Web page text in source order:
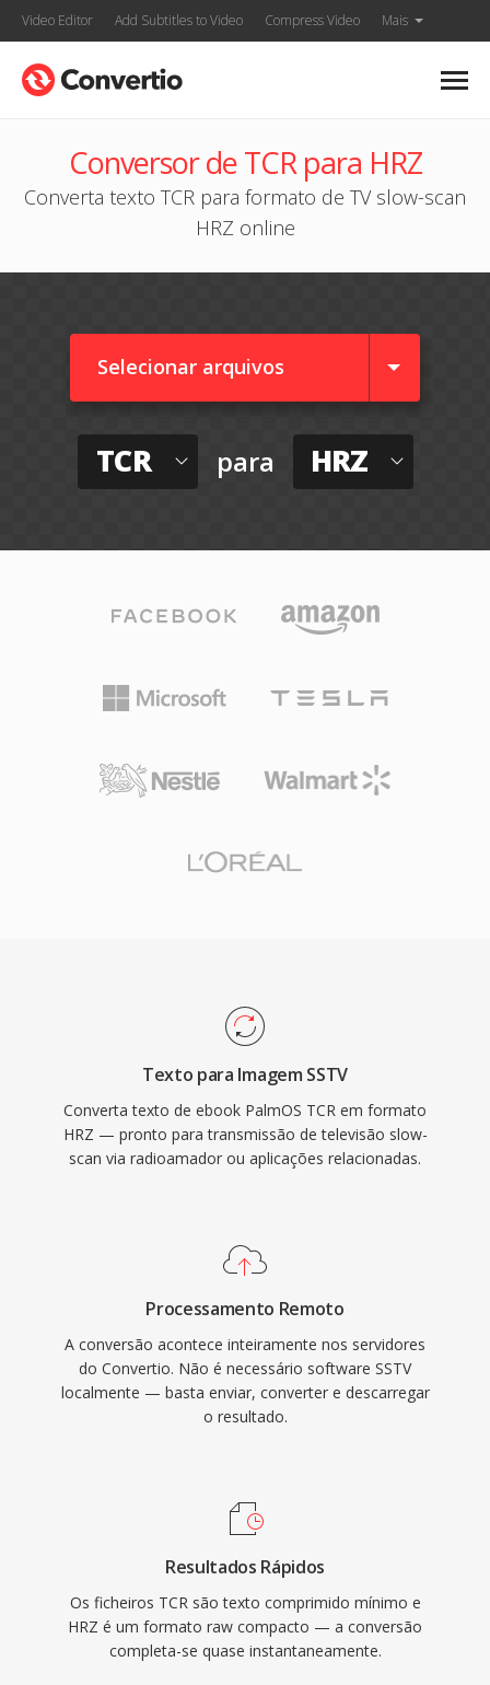
Video Editor Add Subtitles to Video Compress Video Mais
Conversor de TCR para HRZ
Converta texto TCR para formato de TV slow-scan
HRZ online
Selecionar arquivos
TCR para HRZ
Texto para Imagem SSTV
Converta texto de ebook PalmOS TCR em formato
HRZ — pronto para transmissão de televisão slow-
scan via radioamador ou aplicações relacionadas.
Processamento Remoto
A conversão acontece inteiramente nos servidores
do Convertio. Não é necessário software SSTV
localmente — basta enviar, converter e descarregar
o resultado.
Resultados Rápidos
Os ficheiros TCR são texto comprimido mínimo e
HRZ é um formato raw compacto — a conversão
completa-se quase instantaneamente.